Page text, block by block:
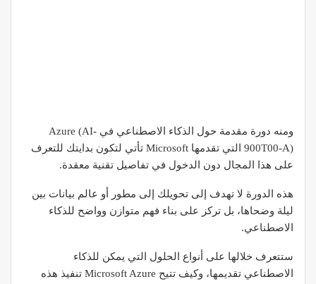
ومنه دورة مقدمة حول الذكاء الاصطناعي في Azure (AI-
900T00-A) التي تقدمها Microsoft تأتي لتكون بدايتك للتعرف
على هذا المجال دون الدخول في تفاصيل تقنية معقدة.
هذه الدورة لا تهدف إلى تحويلك إلى مطور أو عالم بيانات بين
ليلة وضحاها، بل تركز على بناء فهم متوازن وواضح للذكاء
الاصطناعي.
ستتعرف خلالها على أنواع الحلول التي يمكن للذكاء
الاصطناعي تقديمها، وكيف تتيح Microsoft Azure تنفيذ هذه